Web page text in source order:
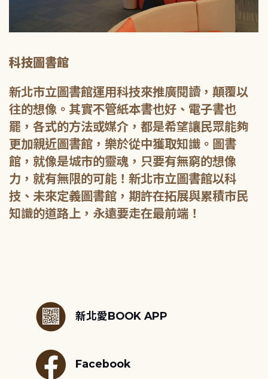
科技圖書館
新北市立圖書館運用科技來推廣閱讀，顛覆以
往的想像。其實不管紙本書也好、電子書也
罷，各式的方法或媒介，都是希望讓民眾能夠
更加親近圖書館，樂於從中獲取知識。圖書
館，就像是城市的靈魂，只要有無窮的想像
力，就有無限的可能！新北市立圖書館以科
技、未來定義圖書館，期許在拓展與累積市民
知識的道路上，永遠要走在最前端！
新北愛BOOK APP
Facebook